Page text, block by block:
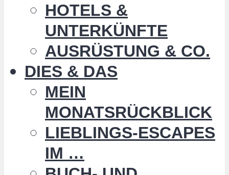
HOTELS &
UNTERKÜNFTE
AUSRÜSTUNG & CO.
DIES & DAS
MEIN
MONATSRÜCKBLICK
LIEBLINGS-ESCAPES
IM …